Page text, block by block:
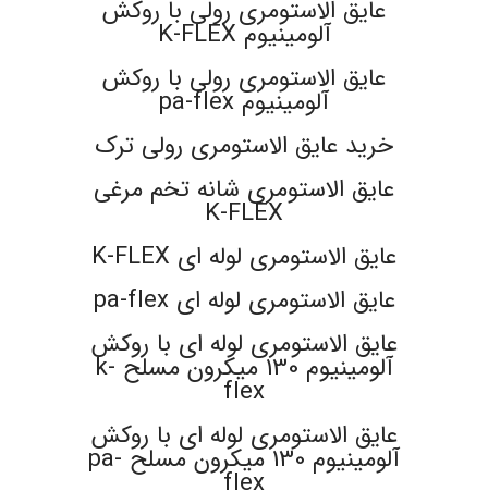
عایق الاستومری رولی با روکش
آلومینیوم K-FLEX
عایق الاستومری رولی با روکش
آلومینیوم pa-flex
خرید عایق الاستومری رولی ترک
عایق الاستومری شانه تخم مرغی
K-FLEX
عایق الاستومری لوله ای K-FLEX
عایق الاستومری لوله ای pa-flex
عایق الاستومری لوله ای با روکش
آلومینیوم 130 میکرون مسلح k-
flex
عایق الاستومری لوله ای با روکش
آلومینیوم 130 میکرون مسلح pa-
flex